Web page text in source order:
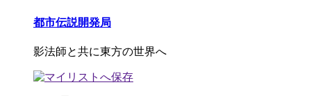
都市伝説開発局
影法師と共に東方の世界へ